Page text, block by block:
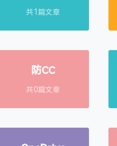
共1篇文章
防CC
共0篇文章